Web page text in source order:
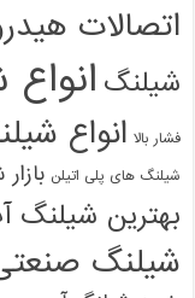
اتصالات
شیلنگ
فشار بالا انواع
شیلنگ های پلی اتیلن
بهترین شیلنگ
شیلنگ